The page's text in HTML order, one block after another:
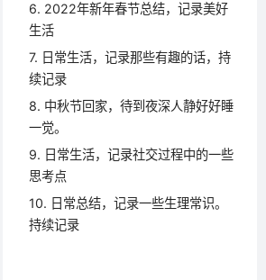
6. 2022年新年春节总结，记录美好
生活
7. 日常生活，记录那些有趣的话，持
续记录
8. 中秋节回家，待到夜深人静好好睡
一觉。
9. 日常生活，记录社交过程中的一些
思考点
10. 日常总结，记录一些生理常识。
持续记录